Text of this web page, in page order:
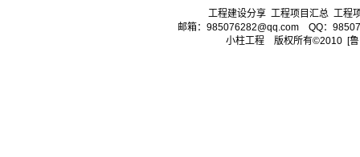
工程建设分享 工程项目汇总 工程
邮箱： 985076282@qq.comQQ：
小柱工程 版权所有©2010 [